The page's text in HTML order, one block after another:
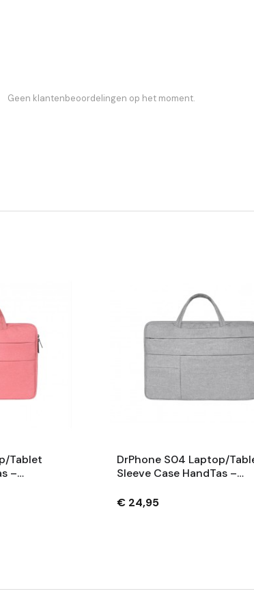
Geen klantenbeoordelingen op het moment.
Tablet
–
13 Inch –
DrPhone S04 Laptop/
Sleeve Case HandTas –
Zakken - Geschikt Tot 11
€ 24,95